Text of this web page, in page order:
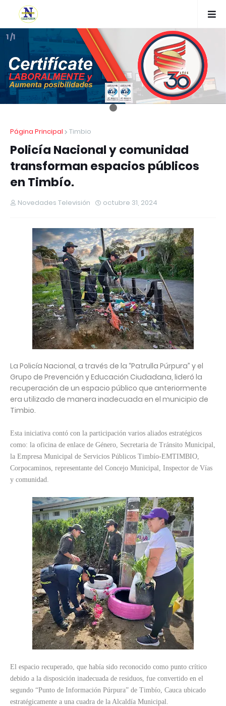
1 /1
Página Principal Timbio
Policía Nacional y comunidad
transforman espacios públicos
en Timbío.
Novedades Televisión octubre 31, 2024
La Policía Nacional, a través de la “Patrulla Púrpura” y el
Grupo de Prevención y Educación Ciudadana, lideró la
recuperación de un espacio público que anteriormente
era utilizado de manera inadecuada en el municipio de
Timbio.
Esta iniciativa contó con la participación varios aliados estratégicos
como: la oficina de enlace de Género, Secretaria de Tránsito Municipal,
la Empresa Municipal de Servicios Públicos Timbío-EMTIMBIO,
Corpocaminos, representante del Concejo Municipal, Inspector de Vías
y comunidad.
El espacio recuperado, que había sido reconocido como punto crítico
debido a la disposición inadecuada de residuos, fue convertido en el
segundo “Punto de Información Púrpura” de Timbío, Cauca ubicado
estratégicamente a una cuadra de la Alcaldía Municipal.